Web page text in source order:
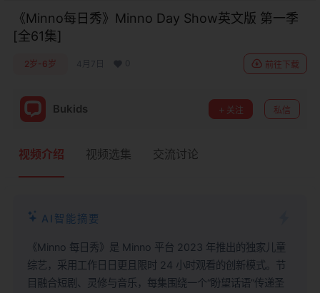
《Minno每日秀》Minno Day Show英文版 第一季
[全61集]
2岁-6岁 4月7日 前往下载
Bukids 关注 私信
视频介绍 视频选集 交流讨论
AI智能摘要
《Minno 每日秀》是 Minno 平台 2023 年推出的独家儿童
综艺，采用工作日日更且限时 24 小时观看的创新模式。节
目融合短剧、灵修与音乐，每集围绕一个“盼望话语”传递圣